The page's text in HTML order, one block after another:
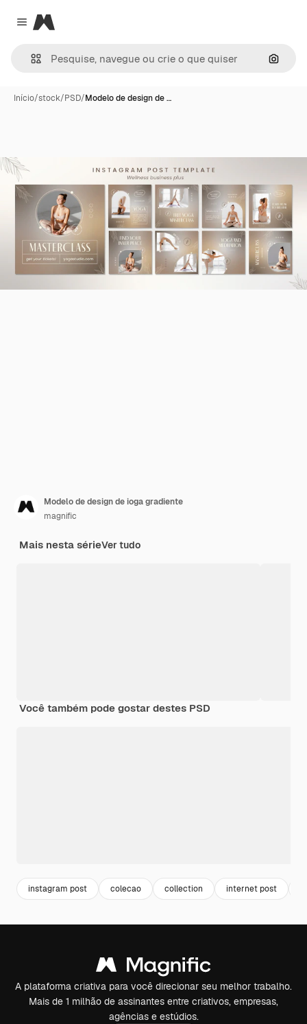
Close menu
Magnific
Início/stock/PSD/Modelo de design de …
Modelo de design de ioga gradiente
magnific
Mais nesta sérieVer tudo
Você também pode gostar destes PSD
instagram post colecao collection internet post
A plataforma criativa para você direcionar seu melhor trabalho.
Mais de 1 milhão de assinantes entre criativos, empresas,
agências e estúdios.